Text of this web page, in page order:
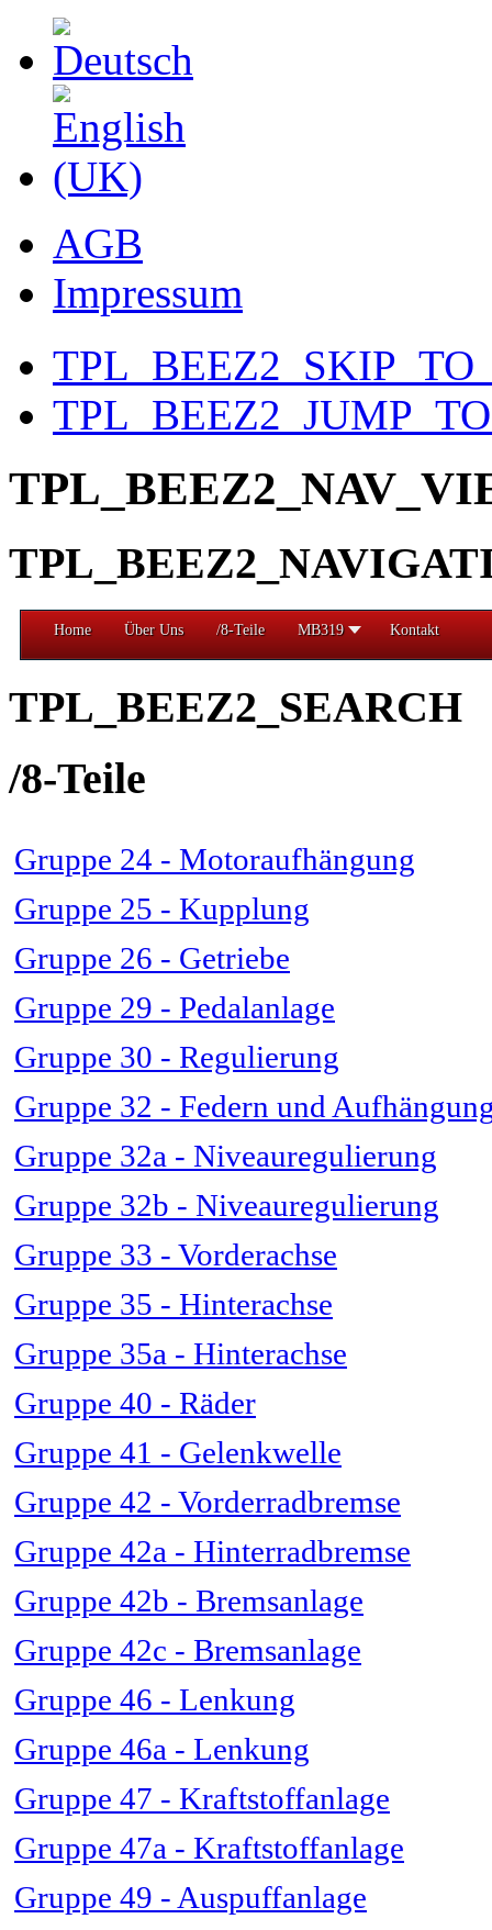
AGB
Impressum
Home Über Uns /8-Teile MB319 Kontakt
TPL_BEEZ2_SEARCH
/8-Teile
Gruppe 24 - Motoraufhängung
Gruppe 25 - Kupplung
Gruppe 26 - Getriebe
Gruppe 29 - Pedalanlage
Gruppe 30 - Regulierung
Gruppe 32 - Federn und
Gruppe 32a - Niveauregulierung
Gruppe 32b - Niveauregulierung
Gruppe 33 - Vorderachse
Gruppe 35 - Hinterachse
Gruppe 35a - Hinterachse
Gruppe 40 - Räder
Gruppe 41 - Gelenkwelle
Gruppe 42 - Vorderradbremse
Gruppe 42a - Hinterradbremse
Gruppe 42b - Bremsanlage
Gruppe 42c - Bremsanlage
Gruppe 46 - Lenkung
Gruppe 46a - Lenkung
Gruppe 47 - Kraftstoffanlage
Gruppe 47a - Kraftstoffanlage
Gruppe 49 - Auspuffanlage